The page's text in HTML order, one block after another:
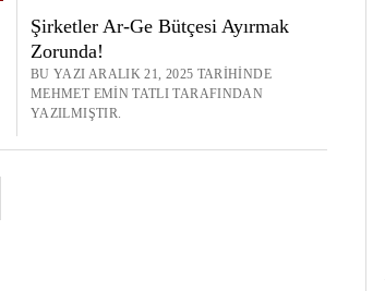
Şirketler Ar-Ge Bütçesi Ayırmak
Zorunda!
BU YAZI ARALIK 21, 2025 TARIHINDE
MEHMET EMIN TATLI TARAFINDAN
YAZILMIŞTIR.